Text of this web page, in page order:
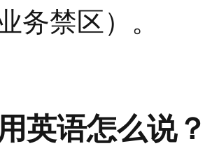
务禁区）。
英语怎么说？